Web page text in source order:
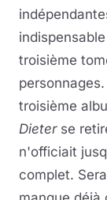
troisième
troisième
Dieter se
n'officiait
complet.